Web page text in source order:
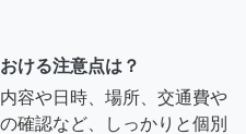
ける注意点は？
容や日時、場所、交通費や
確認など、しっかりと個別